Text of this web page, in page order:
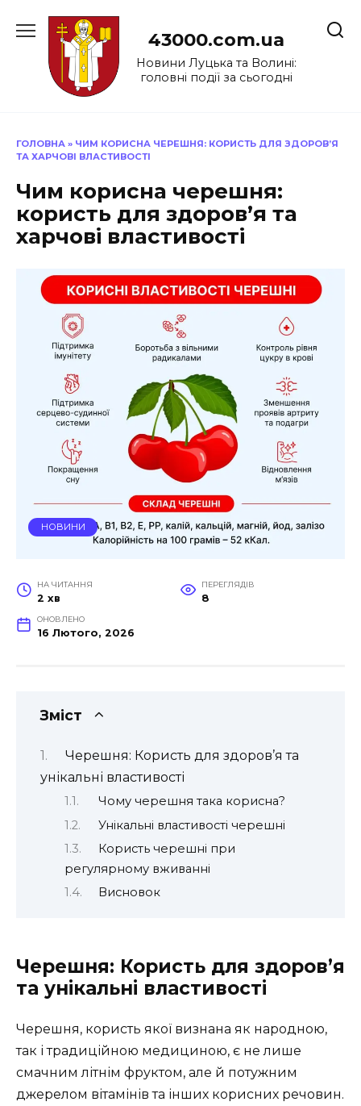
до
43000.com.ua
Новини Луцька та Волині:
головні події за сьогодні
ГОЛОВНА » ЧИМ КОРИСНА ЧЕРЕШНЯ: КОРИСТЬ ДЛЯ ЗДОРОВ’Я
ТА ХАРЧОВІ ВЛАСТИВОСТІ
Чим корисна черешня:
користь для здоров’я та
харчові властивості
НОВИНИ
НА ЧИТАННЯ
2 хв
ПЕРЕГЛЯДІВ
8
ОНОВЛЕНО
16 Лютого, 2026
Зміст
Черешня: Користь для здоров’я та
унікальні властивості
Чому черешня така корисна?
Унікальні властивості черешні
Користь черешні при
регулярному вживанні
Висновок
Черешня: Користь для здоров’я
та унікальні властивості
Черешня, користь якої визнана як народною,
так і традиційною медициною, є не лише
смачним літнім фруктом, але й потужним
джерелом вітамінів та інших корисних речовин.